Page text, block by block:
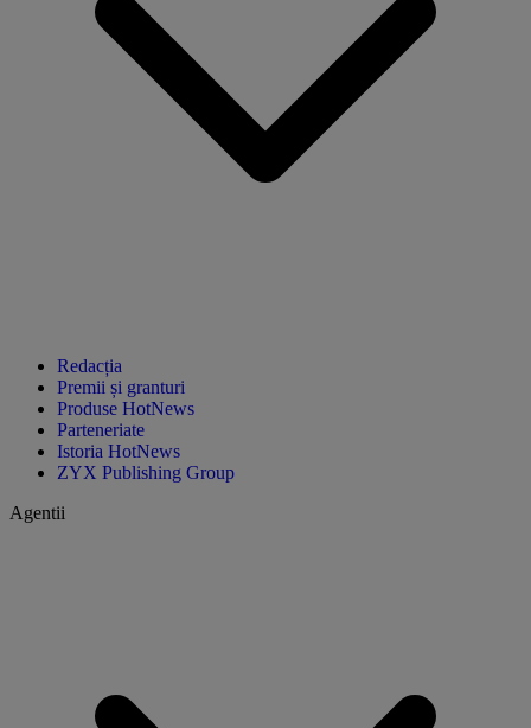
Redacția
Premii și granturi
Produse HotNews
Parteneriate
Istoria HotNews
ZYX Publishing Group
Agentii